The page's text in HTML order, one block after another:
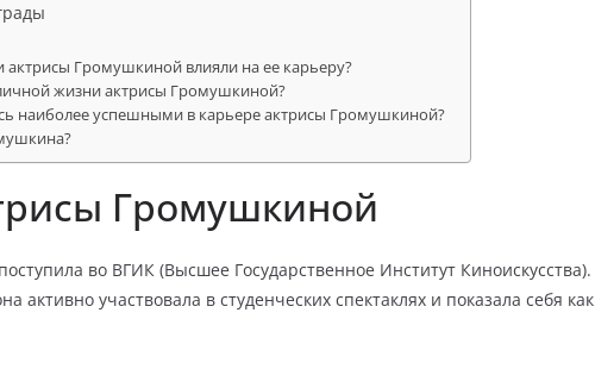
актрисы Громушкиной влияли на ее карьеру?
жизни актрисы Громушкиной?
наиболее успешными в карьере актрисы Громушкиной?
Громушкиной
во ВГИК (Высшее Государственное Институт Киноискусства).
активно участвовала в студенческих спектаклях и показала себя как